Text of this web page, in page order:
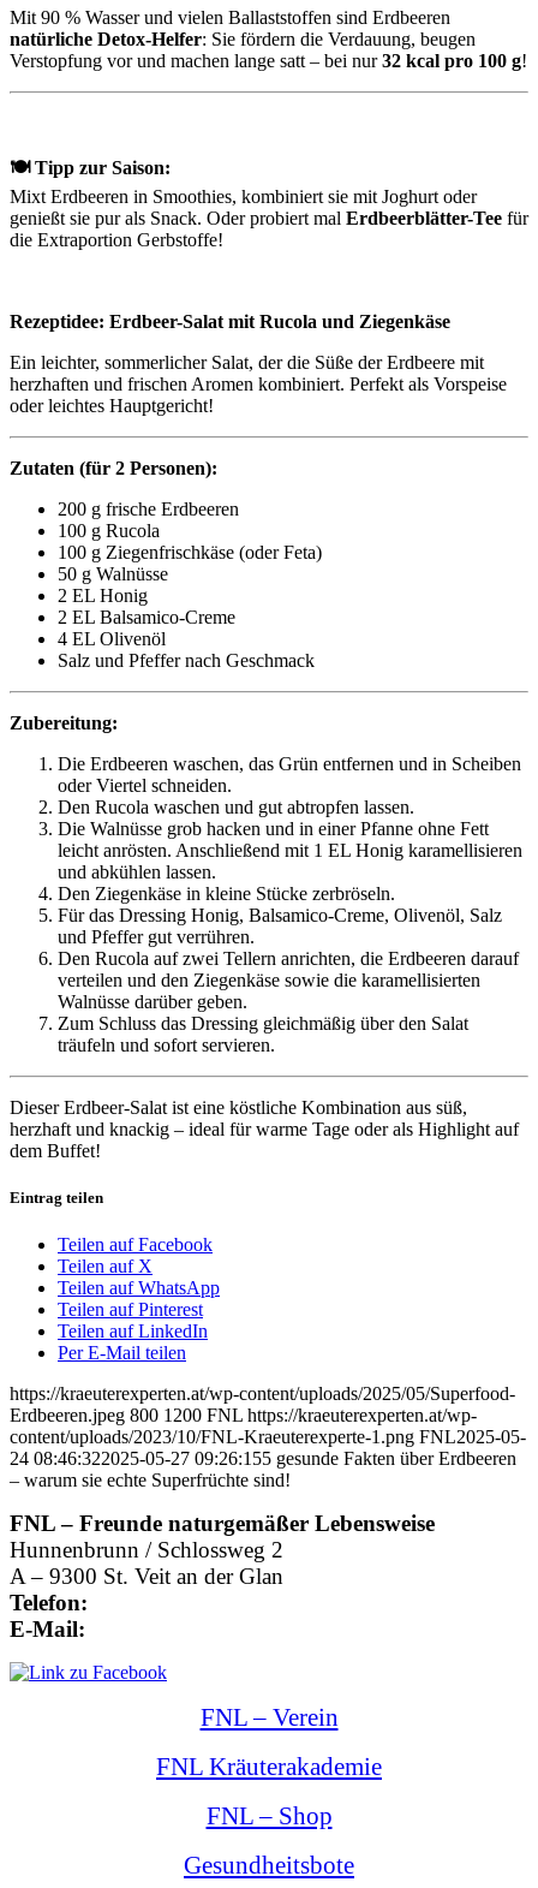
Mit 90 % Wasser und vielen Ballaststoffen sind Erdbeeren
natürliche Detox-Helfer: Sie fördern die Verdauung, beugen
Verstopfung vor und machen lange satt – bei nur32 kcal pro 100 g!
🍽️ Tipp zur Saison:
Mixt Erdbeeren in Smoothies, kombiniert sie mit Joghurt oder
genießt sie pur als Snack. Oder probiert mal Erdbeerblätter-Tee für
die Extraportion Gerbstoffe!
Rezeptidee: Erdbeer-Salat mit Rucola und Ziegenkäse
Ein leichter, sommerlicher Salat, der die Süße der Erdbeere mit
herzhaften und frischen Aromen kombiniert. Perfekt als Vorspeise
oder leichtes Hauptgericht!
Zutaten (für 2 Personen):
200 g frische Erdbeeren
100 g Rucola
100 g Ziegenfrischkäse (oder Feta)
50 g Walnüsse
2 EL Honig
2 EL Balsamico-Creme
4 EL Olivenöl
Salz und Pfeffer nach Geschmack
Zubereitung:
Die Erdbeeren waschen, das Grün entfernen und in Scheiben
oder Viertel schneiden.
Den Rucola waschen und gut abtropfen lassen.
Die Walnüsse grob hacken und in einer Pfanne ohne Fett
leicht anrösten. Anschließend mit 1 EL Honig karamellisieren
und abkühlen lassen.
Den Ziegenkäse in kleine Stücke zerbröseln.
Für das Dressing Honig, Balsamico-Creme, Olivenöl, Salz
und Pfeffer gut verrühren.
Den Rucola auf zwei Tellern anrichten, die Erdbeeren darauf
verteilen und den Ziegenkäse sowie die karamellisierten
Walnüsse darüber geben.
Zum Schluss das Dressing gleichmäßig über den Salat
träufeln und sofort servieren.
Dieser Erdbeer-Salat ist eine köstliche Kombination aus süß,
herzhaft und knackig – ideal für warme Tage oder als Highlight auf
dem Buffet!
Eintrag teilen
Teilen auf Facebook
Teilen auf X
Teilen auf WhatsApp
Teilen auf Pinterest
Teilen auf LinkedIn
Per E-Mail teilen
https://kraeuterexperten.at/wp-content/uploads/2025/05/Superfood-
Erdbeeren.jpeg 800 1200 FNL https://kraeuterexperten.at/wp-
content/uploads/2023/10/FNL-Kraeuterexperte-1.png FNL2025-05-
24 08:46:322025-05-27 09:26:155 gesunde Fakten über Erdbeeren
– warum sie echte Superfrüchte sind!
FNL – Freunde naturgemäßer Lebensweise
Hunnenbrunn / Schlossweg 2
A – 9300 St. Veit an der Glan
Telefon:
E-Mail:
FNL – Verein
FNL Kräuterakademie
FNL – Shop
Gesundheitsbote